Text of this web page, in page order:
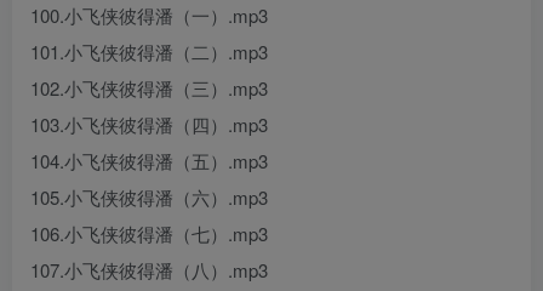
100.小飞侠彼得潘（一）.mp3
101.小飞侠彼得潘（二）.mp3
102.小飞侠彼得潘（三）.mp3
103.小飞侠彼得潘（四）.mp3
104.小飞侠彼得潘（五）.mp3
105.小飞侠彼得潘（六）.mp3
106.小飞侠彼得潘（七）.mp3
107.小飞侠彼得潘（八）.mp3